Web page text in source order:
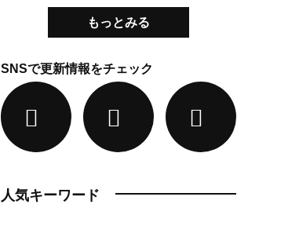
もっとみる
SNSで更新情報をチェック
人気キーワード